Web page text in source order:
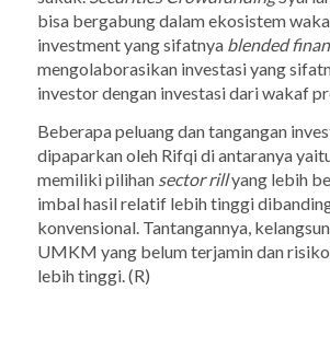
bisa bergabung dalam ekosistem
investment yang sifatnya blended
mengolaborasikan investasi yang
investor dengan investasi dari wakaf
Beberapa peluang dan tangangan
dipaparkan oleh Rifqi di antaranya
memiliki pilihan sector rillyang lebih
imbal hasil relatif lebih tinggi
konvensional. Tantangannya,
UMKM yang belum terjamin dan
lebih tinggi. (R)